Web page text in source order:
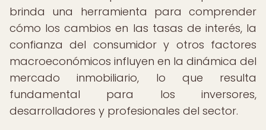
brinda una herramienta para comprender
cómo los cambios en las tasas de interés, la
confianza del consumidor y otros factores
macroeconómicos influyen en la dinámica del
mercado inmobiliario, lo que resulta
fundamental para los inversores,
desarrolladores y profesionales del sector.